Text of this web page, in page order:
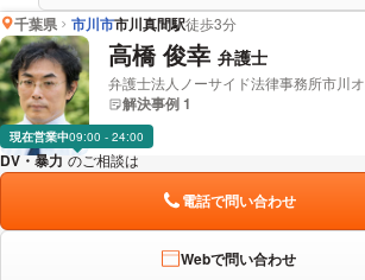
千葉県 市川市市川真間駅徒歩3分
高橋 俊幸 弁護士
弁護士法人ノーサイド法律事務所市川
解決事例 1
現在営業中09:00 - 24:00
DV・暴力 のご相談は
電話で問い合わせ
Webで問い合わせ